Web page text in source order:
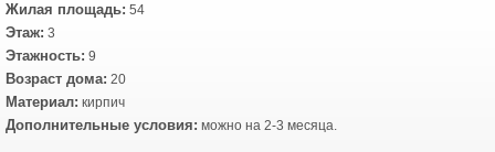
Жилая площадь: 54
Этаж: 3
Этажность: 9
Возраст дома: 20
Материал: кирпич
Дополнительные условия: можно на 2-3 месяца.